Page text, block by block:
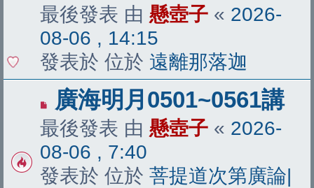
最後發表 由 懸壺子 « 2026-
08-06 , 14:15
發表於 位於 遠離那落迦
有
新
文
章
廣海明月0501~0561講
最後發表 由 懸壺子 « 2026-
08-06 , 7:40
發表於 位於 菩提道次第廣論|